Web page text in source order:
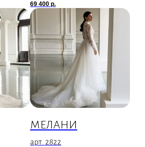
69 400 р.
МЕЛАНИ
арт. 2822